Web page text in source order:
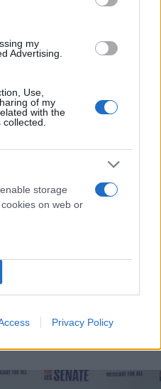
my
Advertising.
Use,
of my
with the
storage
on web or
Privacy Policy
από την Αθήνα:
- Πληρότητες 100%
με 39άρια -
σε Red Code 4